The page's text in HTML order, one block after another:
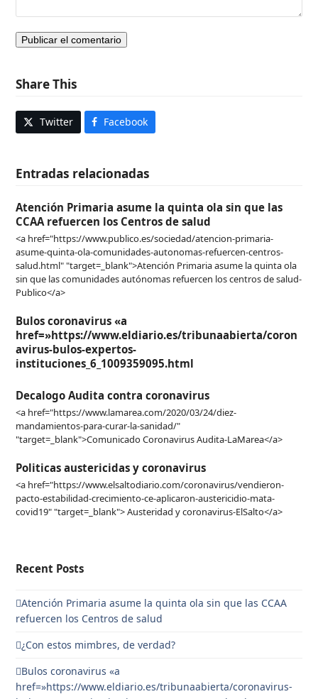
Share This
Twitter Facebook
Entradas relacionadas
Atención Primaria asume la quinta ola sin que las
CCAA refuercen los Centros de salud
<a href="https://www.publico.es/sociedad/atencion-primaria-
asume-quinta-ola-comunidades-autonomas-refuercen-centros-
salud.html" "target=_blank">Atención Primaria asume la quinta ola
sin que las comunidades autónomas refuercen los centros de salud-
Publico</a>
Bulos coronavirus «a
href=»https://www.eldiario.es/tribunaabierta/coron
avirus-bulos-expertos-
instituciones_6_1009359095.html
Decalogo Audita contra coronavirus
<a href="https://www.lamarea.com/2020/03/24/diez-
mandamientos-para-curar-la-sanidad/"
"target=_blank">Comunicado Coronavirus Audita-LaMarea</a>
Politicas austericidas y coronavirus
<a href="https://www.elsaltodiario.com/coronavirus/vendieron-
pacto-estabilidad-crecimiento-ce-aplicaron-austericidio-mata-
covid19" "target=_blank"> Austeridad y coronavirus-ElSalto</a>
Recent Posts
Atención Primaria asume la quinta ola sin que las CCAA
refuercen los Centros de salud
¿Con estos mimbres, de verdad?
Bulos coronavirus «a
href=»https://www.eldiario.es/tribunaabierta/coronavirus-